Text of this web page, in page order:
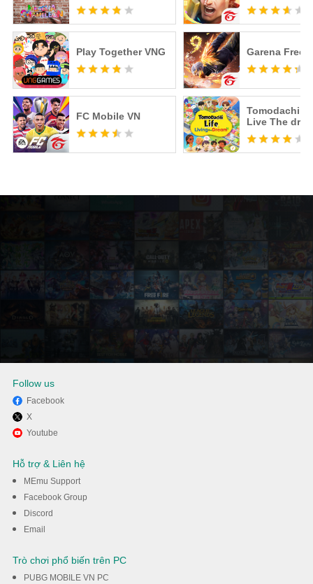
Play Together VNG
FC Mobile VN
Garena Free
Tomodachi
Live The
Tận hưởng chơi Doomsday:
Last Survivors trên PC với
Follow us
Facebook
X
Youtube
Hỗ trợ & Liên hệ
MEmu Support
Facebook Group
Discord
Email
Trò chơi phổ biến trên PC
PUBG MOBILE VN PC